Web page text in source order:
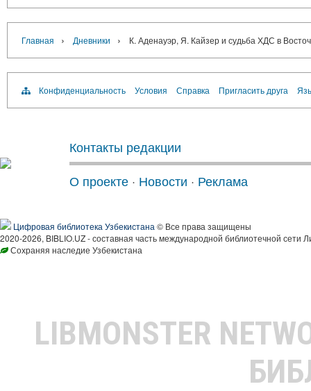
Главная › Дневники › К. Аденауэр, Я. Кайзер и судьба ХДС в
Конфиденциальность Условия Справка Пригласить друга
Контакты редакции
О проекте · Новости · Реклама
Цифровая библиотека Узбекистана © Все права защищены
2020-2026, BIBLIO.UZ - составная часть международной библиотечной сети
Сохраняя наследие Узбекистана
LIBMONSTER